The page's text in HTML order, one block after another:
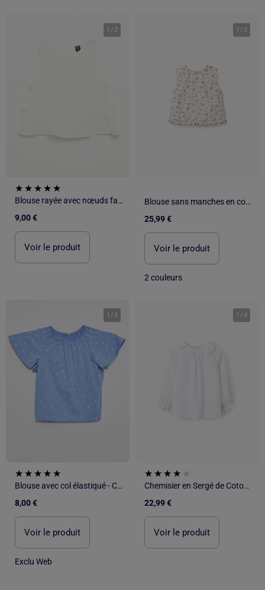
1 / 2
Blouse rayée avec nœuds fantaisie
9,00 €
Voir le produit
1 / 3
Blouse sans manches en coton avec motif floral
25,99 €
Voir le produit
2 couleurs
1 / 3
Blouse avec col élastiqué - Collection facile à enfiler
8,00 €
Voir le produit
Exclu Web
1 /4
Chemisier en Sergé de Coton à Volants
22,99 €
Voir le produit